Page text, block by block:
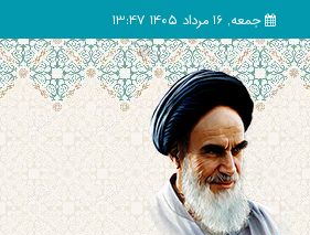
جمعه, 16 مرداد 1405 13:47